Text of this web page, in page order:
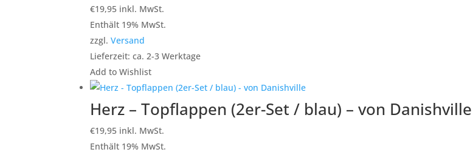
€19,95 inkl. MwSt.
Enthält 19% MwSt.
zzgl.Versand
Lieferzeit: ca. 2-3 Werktage
Add to Wishlist
Herz – Topflappen (2er-Set / blau) – von Danishville
€19,95 inkl. MwSt.
Enthält 19% MwSt.